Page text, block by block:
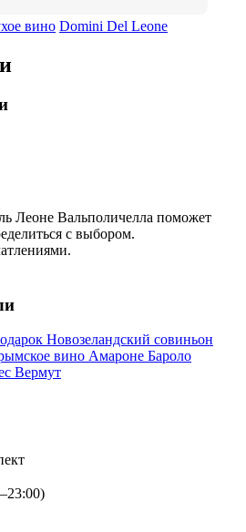
вино Domini Del Leone
Леоне Вальполичелла поможет
с выбором.
Новозеландский совиньон
вино Амароне Бароло
Вермут